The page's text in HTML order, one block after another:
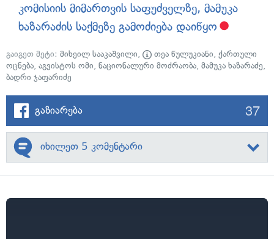
კომისიის მიმართვის საფუძველზე, მამუკა
ხაზარაძის საქმეზე გამოძიება დაიწყო
გაიგეთ მეტი: მიხეილ სააკაშვილი, თეა წულუკიანი, ქართული
ოცნება, აგვისტოს ომი, ნაციონალური მოძრაობა, მამუკა ხაზარაძე,
ბადრი ჯაფარიძე
გაზიარება 37
იხილეთ 5 კომენტარი